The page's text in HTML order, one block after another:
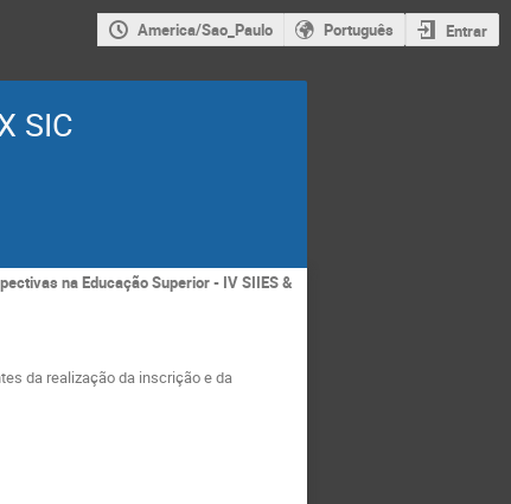
America/Sao_Paulo Português Entrar
SIC
na Educação Superior - IV SIIES &
da realização da inscrição e da